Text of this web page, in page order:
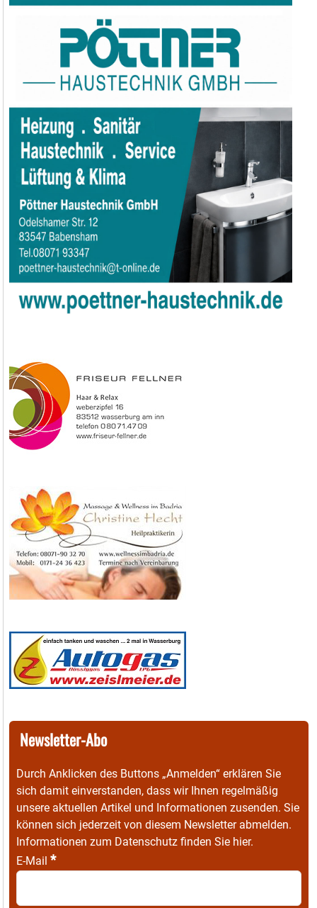
Newsletter-Abo
Durch Anklicken des Buttons „Anmelden“ erklären Sie
sich damit einverstanden, dass wir Ihnen regelmäßig
unsere aktuellen Artikel und Informationen zusenden. Sie
können sich jederzeit von diesem Newsletter abmelden.
Informationen zum Datenschutz finden Sie hier.
E-Mail *